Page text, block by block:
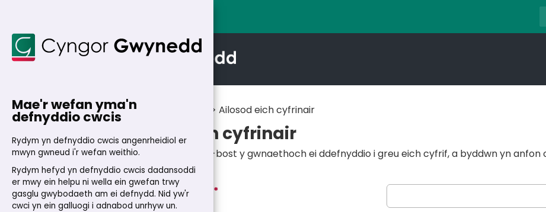
Cartref > Ailosod eich cyfrinair
Ailosod eich cyfrinair
Nodwch y cyfeiriad e-bost y gwnaethoch ei ddefnyddio i greu eich cyfrif, a byddwn yn anfon
cyfrinair atoch.
Eich cyfeiriad e-bost
*
Mae'r wefan yma'n
defnyddio cwcis
Rydym yn defnyddio cwcis angenrheidiol er
mwyn gwneud i'r wefan weithio.
Rydym hefyd yn defnyddio cwcis dadansoddi
er mwy ein helpu ni wella ein gwefan trwy
gasglu gwybodaeth am ei defnydd. Nid yw'r
cwci yn ein galluogi i adnabod unrhyw un.